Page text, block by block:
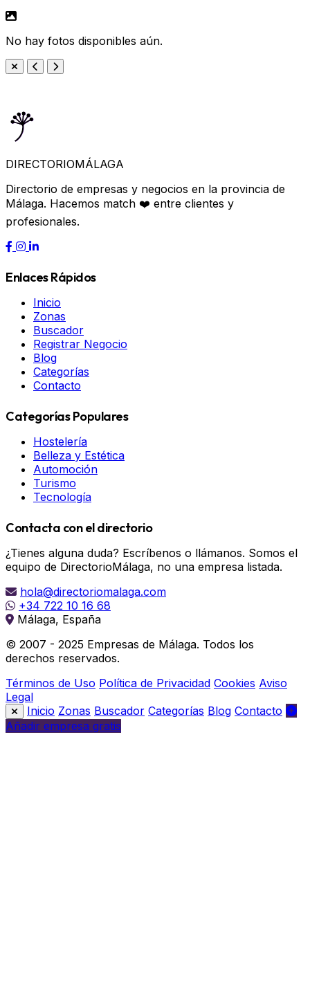
No hay fotos disponibles aún.
DIRECTORIOMÁLAGA
Directorio de empresas y negocios en la provincia de
Málaga. Hacemos match ❤️ entre clientes y
profesionales.
Enlaces Rápidos
Inicio
Zonas
Buscador
Registrar Negocio
Blog
Categorías
Contacto
Categorías Populares
Hostelería
Belleza y Estética
Automoción
Turismo
Tecnología
Contacta con el directorio
¿Tienes alguna duda? Escríbenos o llámanos. Somos el
equipo de DirectorioMálaga, no una empresa listada.
hola@directoriomalaga.com
+34 722 10 16 68
Málaga, España
© 2007 - 2025 Empresas de Málaga. Todos los
derechos reservados.
Términos de Uso Política de Privacidad Cookies Aviso
Legal
Inicio Zonas Buscador Categorías Blog Contacto
Añadir empresa gratis